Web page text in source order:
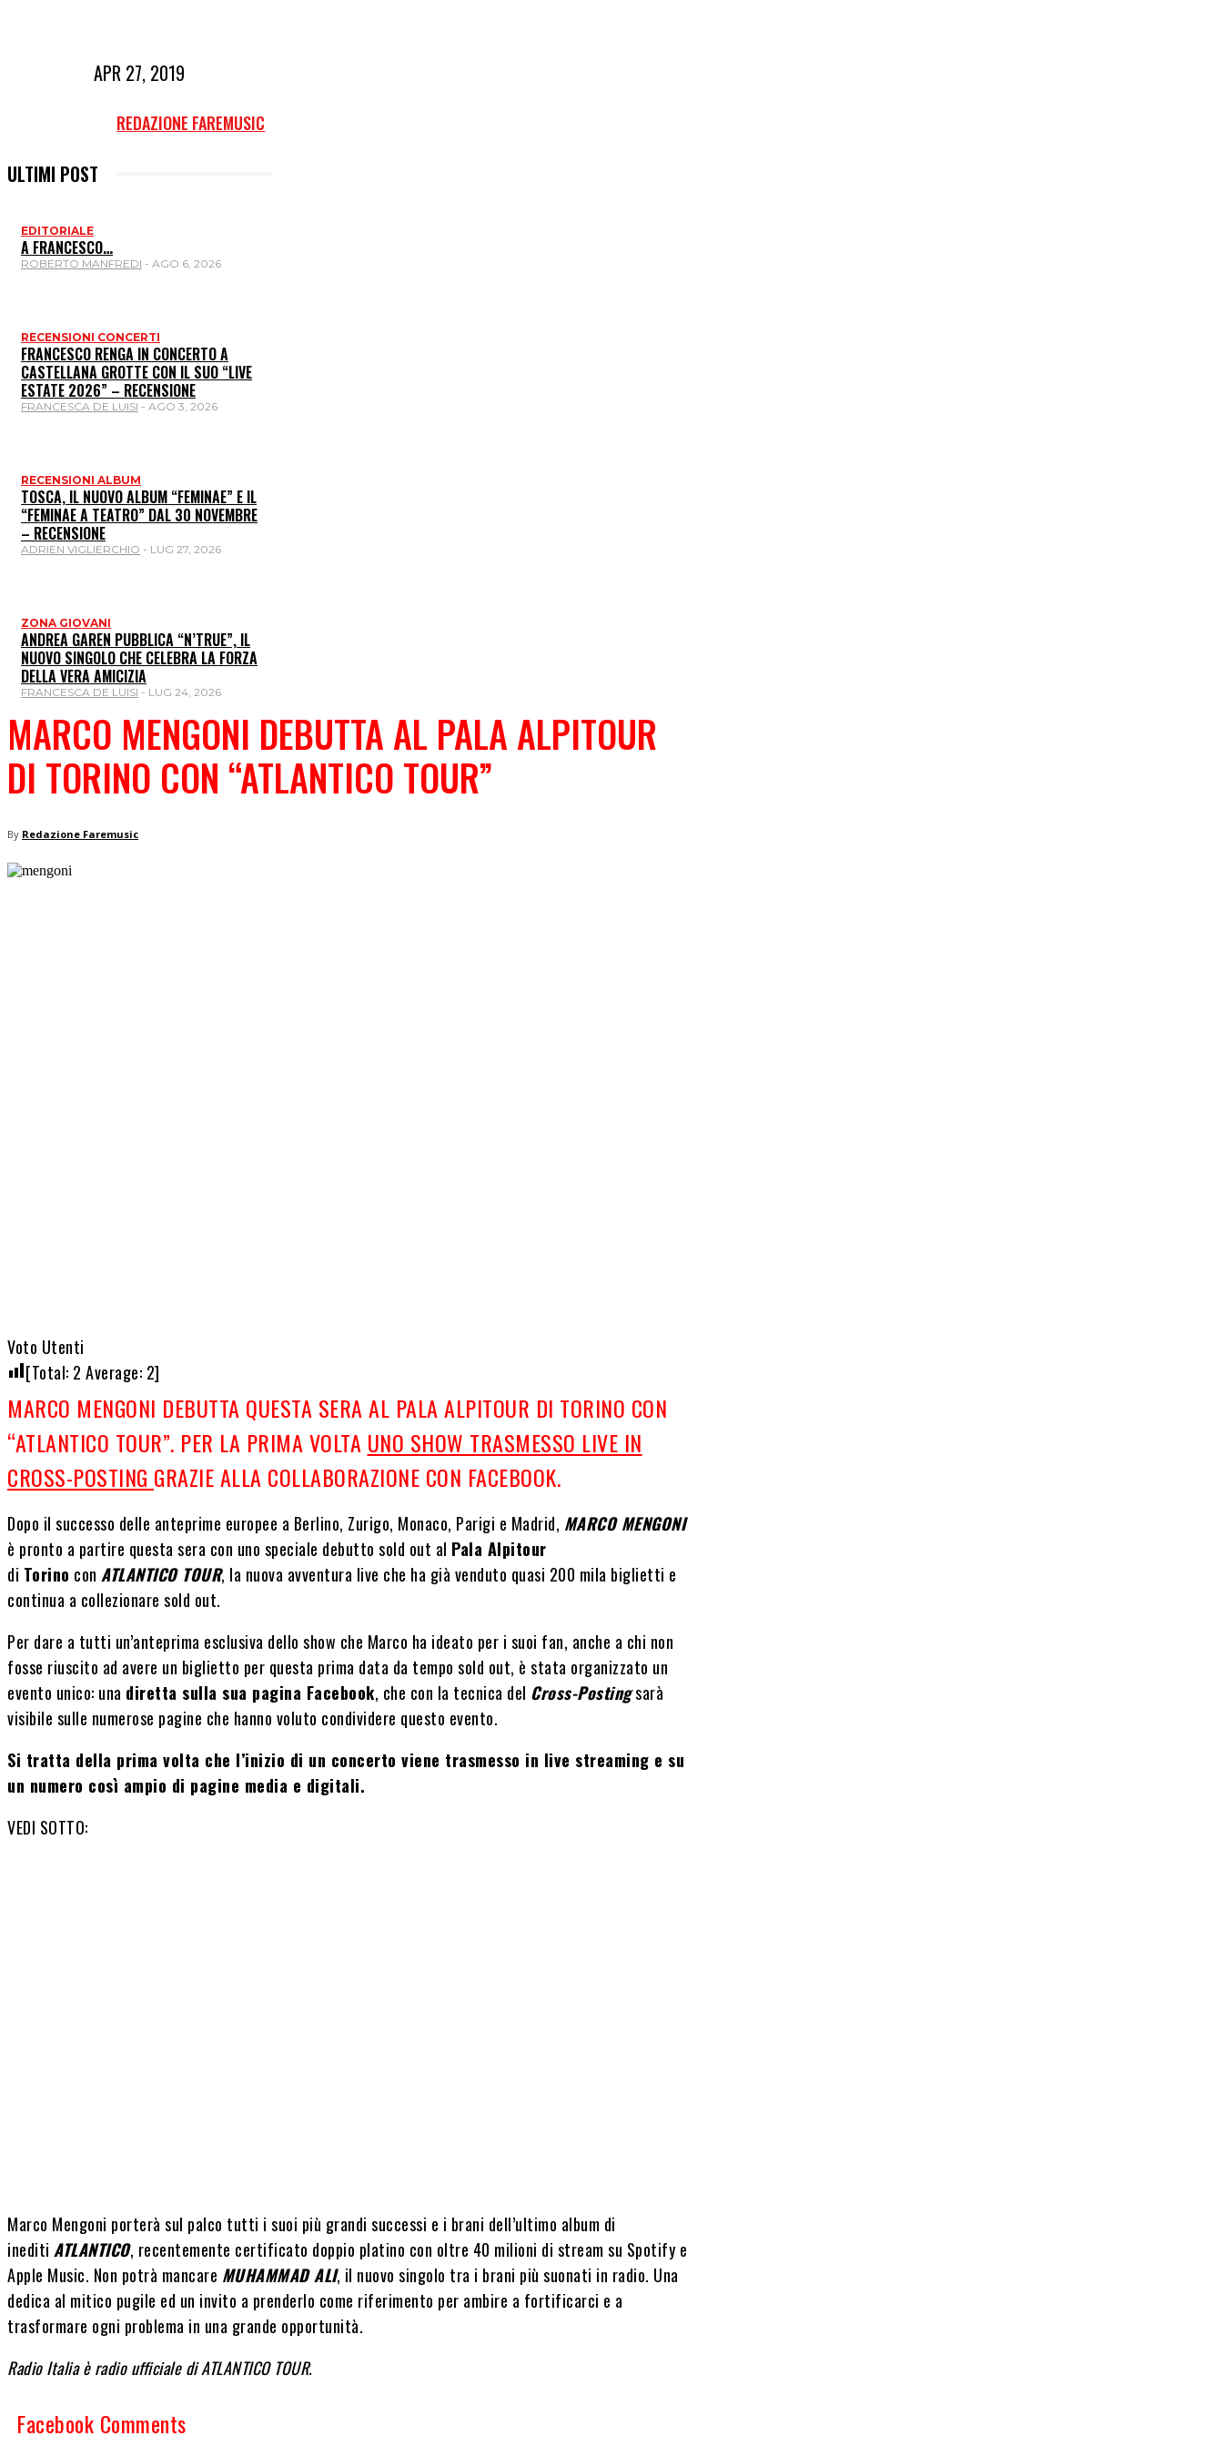
APR 27, 2019
REDAZIONE FAREMUSIC
ULTIMI POST
EDITORIALE
A FRANCESCO…
ROBERTO MANFREDI - AGO 6, 2026
RECENSIONI CONCERTI
FRANCESCO RENGA IN CONCERTO A
CASTELLANA GROTTE CON IL SUO “LIVE
ESTATE 2026” – RECENSIONE
FRANCESCA DE LUISI - AGO 3, 2026
RECENSIONI ALBUM
TOSCA, IL NUOVO ALBUM “FEMINAE” E IL
“FEMINAE A TEATRO” DAL 30 NOVEMBRE
– RECENSIONE
ADRIEN VIGLIERCHIO - LUG 27, 2026
ZONA GIOVANI
ANDREA GAREN PUBBLICA “N’TRUE”, IL
NUOVO SINGOLO CHE CELEBRA LA FORZA
DELLA VERA AMICIZIA
FRANCESCA DE LUISI - LUG 24, 2026
MARCO MENGONI DEBUTTA AL PALA ALPITOUR
DI TORINO CON “ATLANTICO TOUR”
By Redazione Faremusic
Voto Utenti
[Total: 2 Average: 2]
MARCO MENGONI DEBUTTA QUESTA SERA AL PALA ALPITOUR DI TORINO CON
“ATLANTICO TOUR”. PER LA PRIMA VOLTA UNO SHOW TRASMESSO LIVE IN
CROSS-POSTING GRAZIE ALLA COLLABORAZIONE CON FACEBOOK.
Dopo il successo delle anteprime europee a Berlino, Zurigo, Monaco, Parigi e Madrid, MARCO MENGONI
è pronto a partire questa sera con uno speciale debutto sold out al Pala Alpitour
di Torino con ATLANTICO TOUR, la nuova avventura live che ha già venduto quasi 200 mila biglietti e
continua a collezionare sold out.
Per dare a tutti un’anteprima esclusiva dello show che Marco ha ideato per i suoi fan, anche a chi non
fosse riuscito ad avere un biglietto per questa prima data da tempo sold out, è stata organizzato un
evento unico: una diretta sulla sua pagina Facebook, che con la tecnica del Cross-Postingsarà
visibile sulle numerose pagine che hanno voluto condividere questo evento.
Si tratta della prima volta che l’inizio di un concerto viene trasmesso in live streaming e su
un numero così ampio di pagine media e digitali.
VEDI SOTTO:
Marco Mengoni porterà sul palco tutti i suoi più grandi successi e i brani dell’ultimo album di
inediti ATLANTICO, recentemente certificato doppio platino con oltre 40 milioni di stream su Spotify e
Apple Music. Non potrà mancare MUHAMMAD ALI, il nuovo singolo tra i brani più suonati in radio. Una
dedica al mitico pugile ed un invito a prenderlo come riferimento per ambire a fortificarci e a
trasformare ogni problema in una grande opportunità.
Radio Italia è radio ufficiale di ATLANTICO TOUR.
Facebook Comments